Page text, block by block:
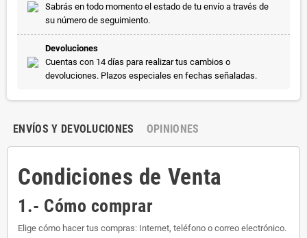
Sabrás en todo momento el estado de tu envío a través de
su número de seguimiento.
Devoluciones
Cuentas con 14 días para realizar tus cambios o
devoluciones. Plazos especiales en fechas señaladas.
ENVÍOS Y DEVOLUCIONES OPINIONES
Condiciones de Venta
1.- Cómo comprar
Elige cómo hacer tus compras: Internet, teléfono o correo electrónico.